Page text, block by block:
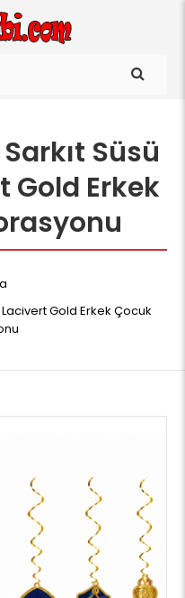
Süsü
Gold Erkek
Gold Erkek Çocuk